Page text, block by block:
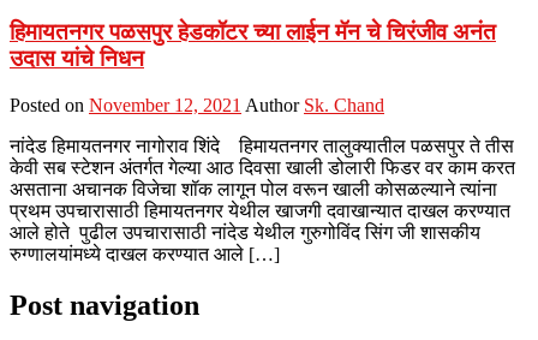
हिमायतनगर पळसपुर हेडकॉटर च्या लाईन मॅन चे चिरंजीव अनंत
उदास यांचे निधन
Posted on November 12, 2021 Author Sk. Chand
नांदेड हिमायतनगर नागोराव शिंदे हिमायतनगर तालुक्यातील पळसपुर ते तीस
केवी सब स्टेशन अंतर्गत गेल्या आठ दिवसा खाली डोलारी फिडर वर काम करत
असताना अचानक विजेचा शॉक लागून पोल वरून खाली कोसळल्याने त्यांना
प्रथम उपचारासाठी हिमायतनगर येथील खाजगी दवाखान्यात दाखल करण्यात
आले होते पुढील उपचारासाठी नांदेड येथील गुरुगोविंद सिंग जी शासकीय
रुग्णालयांमध्ये दाखल करण्यात आले […]
Post navigation